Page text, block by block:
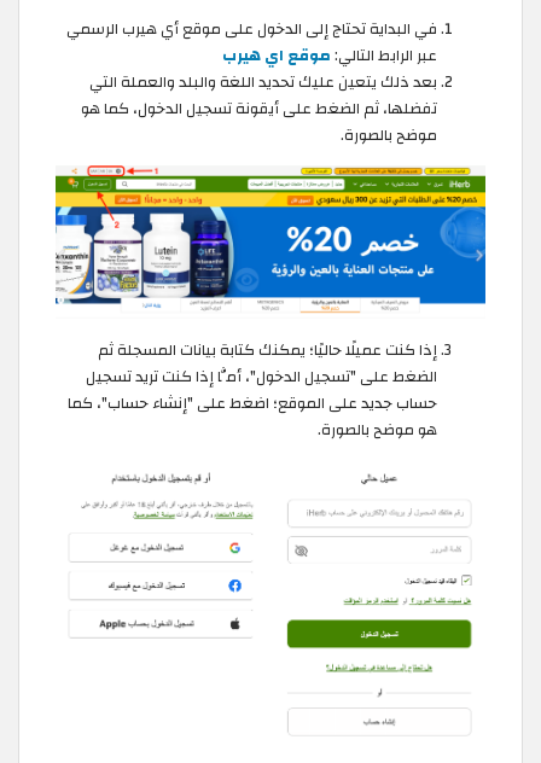
في البداية تحتاج إلى الدخول على موقع أي هيرب الرسمي
عبر الرابط التالي:موقع اي هيرب
بعد ذلك يتعين عليك تحديد اللغة والبلد والعملة التي
تفضلها، ثم الضغط على أيقونة تسجيل الدخول، كما هو
موضح بالصورة.
إذا كنت عميلًا حاليًا؛ يمكنك كتابة بيانات المسجلة ثم
الضغط على "تسجيل الدخول"، أمَّا إذا كنت تريد تسجيل
حساب جديد على الموقع؛ اضغط على "إنشاء حساب"، كما
هو موضح بالصورة.